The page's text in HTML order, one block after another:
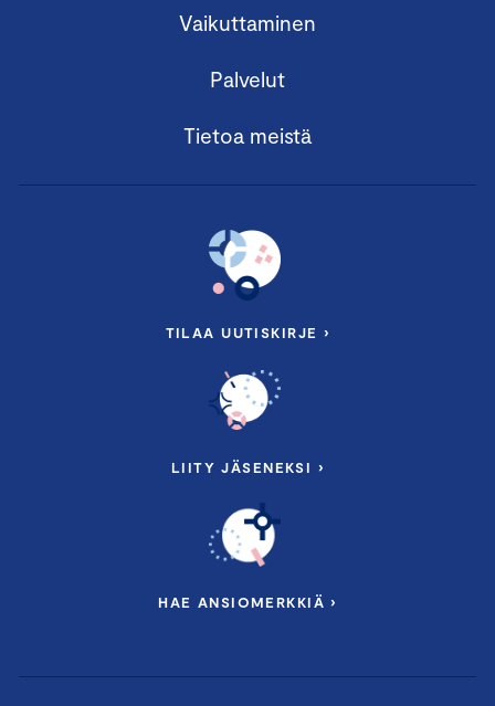
Vaikuttaminen
Palvelut
Tietoa meistä
TILAA UUTISKIRJE ›
LIITY JÄSENEKSI ›
HAE ANSIOMERKKIÄ ›